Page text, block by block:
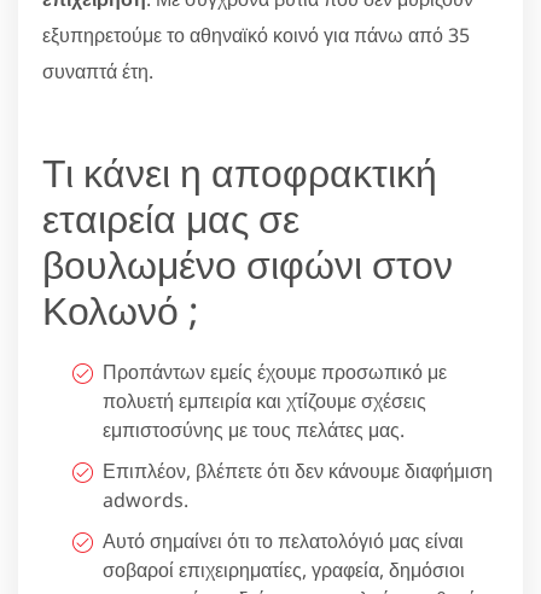
εξυπηρετούμε το αθηναϊκό κοινό για πάνω από 35
συναπτά έτη.
Τι κάνει η αποφρακτική
εταιρεία μας σε
βουλωμένο σιφώνι στον
Κολωνό ;
Προπάντων εμείς έχουμε προσωπικό με
πολυετή εμπειρία και χτίζουμε σχέσεις
εμπιστοσύνης με τους πελάτες μας.
Επιπλέον, βλέπετε ότι δεν κάνουμε διαφήμιση
adwords.
Αυτό σημαίνει ότι το πελατολόγιό μας είναι
σοβαροί επιχειρηματίες, γραφεία, δημόσιοι